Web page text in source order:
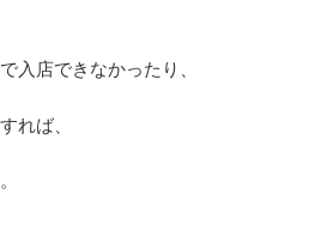
入店できなかったり、
れば、